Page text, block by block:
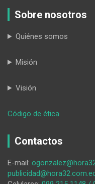
Sobre nosotros
Quiénes somos
Misión
Visión
Código de ética
celebra
Corpus
Christi
Contactos
E-mail: